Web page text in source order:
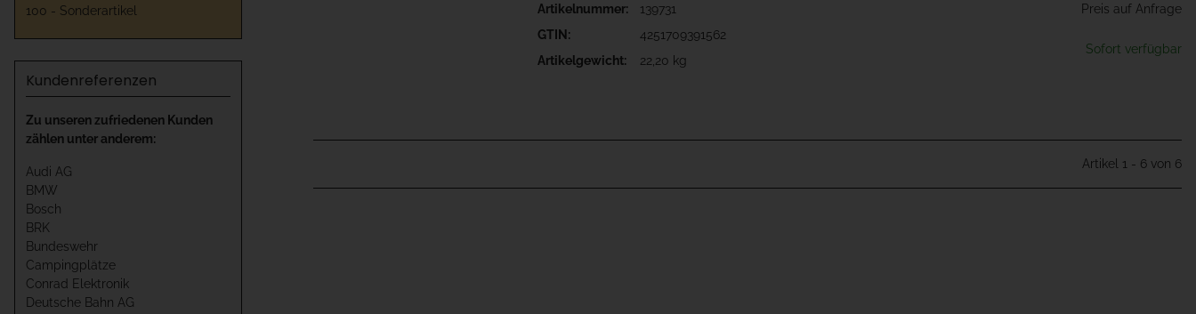
Artikelnummer:
139731
GTIN:
4251709391562
Artikelgewicht:
22,20 kg
Preis auf Anfrage
Sofort verfügbar
Artikel 1 - 6 von 6
100 - Sonderartikel
Kundenreferenzen
Zu unseren zufriedenen Kunden
zählen unter anderem:
Audi AG
BMW
Bosch
BRK
Bundeswehr
Campingplätze
Conrad Elektronik
Deutsche Bahn AG